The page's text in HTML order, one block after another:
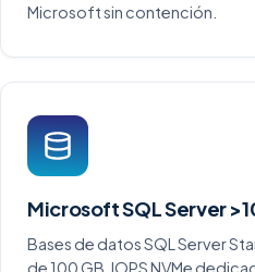
Microsoft sin contención.
Microsoft SQL Server
Bases de datos SQL Server
de 100 GB. IOPS NVMe